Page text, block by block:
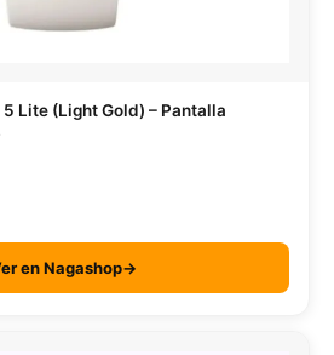
Lite (Light Gold) – Pantalla
en Nagashop→